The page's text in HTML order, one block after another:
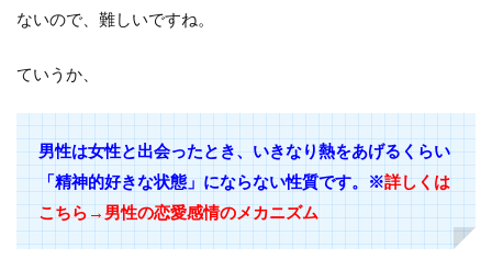
ないので、難しいですね。
ていうか、
男性は女性と出会ったとき、いきなり熱をあげるくらい
「精神的好きな状態」にならない性質です。※詳しくは
こちら→男性の恋愛感情のメカニズム